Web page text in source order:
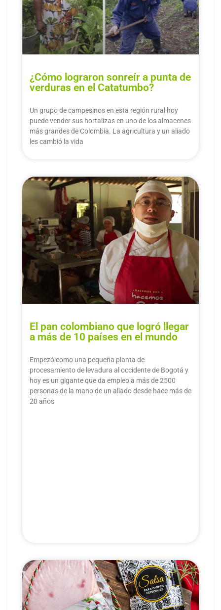
¿Cómo lograron sonreír a punta de
verduras en el Catatumbo?
Un grupo de campesinos en esta región rural hoy
puede vender sus hortalizas en uno de los almacenes
más grandes de Colombia. La agricultura y un aliado
les cambió la vida
El pan colombiano que logró llegar
a más de 10 países en el mundo
Empezó como una pequeña planta de
procesamiento de levadura al occidente de Bogotá y
hoy es un gigante que da empleo a más de 2500
personas de la mano de un aliado desde hace más de
20 años